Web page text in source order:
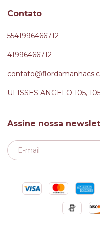
Contato
5541996466712
41996466712
ULISSES ANGELO 105, 105
Assine nossa